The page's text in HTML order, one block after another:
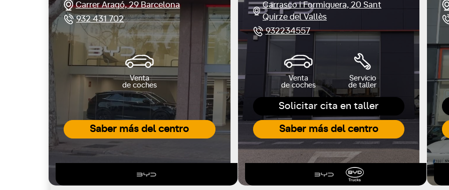
Saber más del centro
Carrer Aragó, 29 Barcelona
932 431 702
Venta
de coches
Solicitar cita en taller
Saber más del centro
Carrasco i Formiguera, 20 Sant
Quirze del Vallès
932234557
Venta
de coches
Servicio
de taller